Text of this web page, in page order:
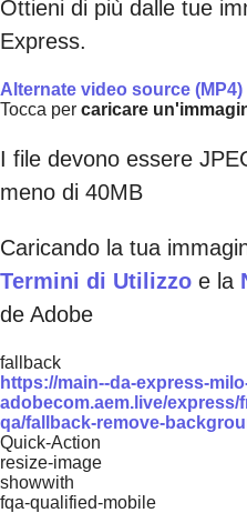
Ottieni di più dalle tue
Express.
Alternate video source (MP4)
Tocca per caricare
I file devono essere
meno di 40MB
Caricando la tua
Termini di Utilizzo e la
de Adobe
fallback
https://main--da-express-
adobecom.aem.live/
qa/fallback-remove-
Quick-Action
resize-image
showwith
fqa-qualified-mobile